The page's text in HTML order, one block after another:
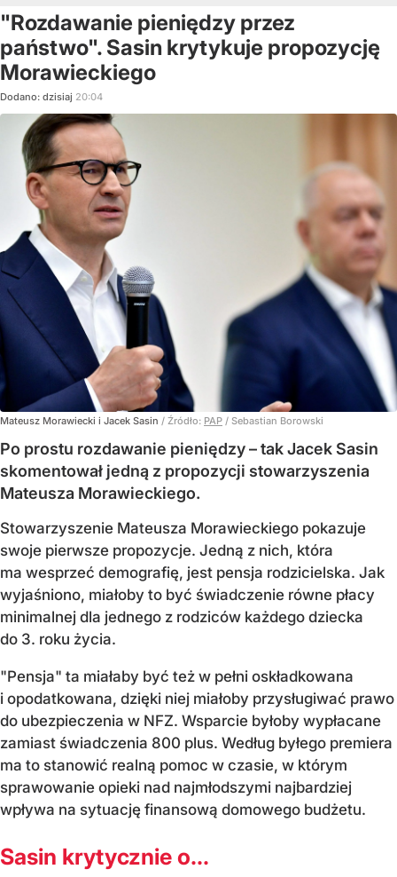
"Rozdawanie pieniędzy przez
państwo". Sasin krytykuje propozycję
Morawieckiego
Dodano: dzisiaj 20:04
Mateusz Morawiecki i Jacek Sasin / Źródło: PAP / Sebastian Borowski
Po prostu rozdawanie pieniędzy – tak Jacek Sasin
skomentował jedną z propozycji stowarzyszenia
Mateusza Morawieckiego.
Stowarzyszenie Mateusza Morawieckiego pokazuje
swoje pierwsze propozycje. Jedną z nich, która
ma wesprzeć demografię, jest pensja rodzicielska. Jak
wyjaśniono, miałoby to być świadczenie równe płacy
minimalnej dla jednego z rodziców każdego dziecka
do 3. roku życia.
"Pensja" ta miałaby być też w pełni oskładkowana
i opodatkowana, dzięki niej miałoby przysługiwać prawo
do ubezpieczenia w NFZ. Wsparcie byłoby wypłacane
zamiast świadczenia 800 plus. Według byłego premiera
ma to stanowić realną pomoc w czasie, w którym
sprawowanie opieki nad najmłodszymi najbardziej
wpływa na sytuację finansową domowego budżetu.
Sasin krytycznie o...